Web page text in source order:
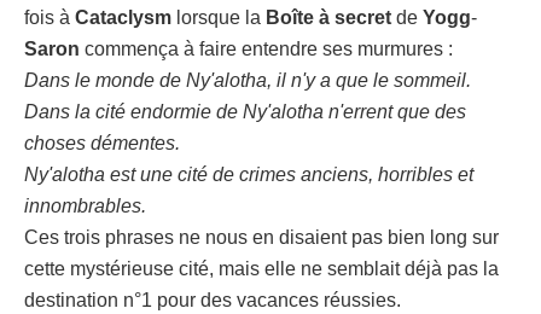
fois à Cataclysm lorsque la Boîte à secret de Yogg-
Saron commença à faire entendre ses murmures :
Dans le monde de Ny'alotha, il n'y a que le sommeil.
Dans la cité endormie de Ny'alotha n'errent que des
choses démentes.
Ny'alotha est une cité de crimes anciens, horribles et
innombrables.
Ces trois phrases ne nous en disaient pas bien long sur
cette mystérieuse cité, mais elle ne semblait déjà pas la
destination n°1 pour des vacances réussies.